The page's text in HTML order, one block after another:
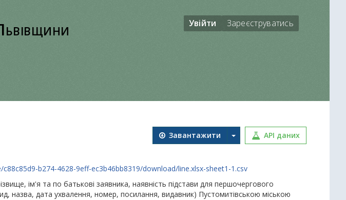
Увійти Зареєструватись
Завантажити API даних
b274-4628-9eff-ec3b46bb8319/download/line.xlsx-sheet1-1.csv
ім'я та по батькові заявника, наявність підстави для першочергового
назва, дата ухвалення, номер, посилання, видавник) Пустомитівською міською